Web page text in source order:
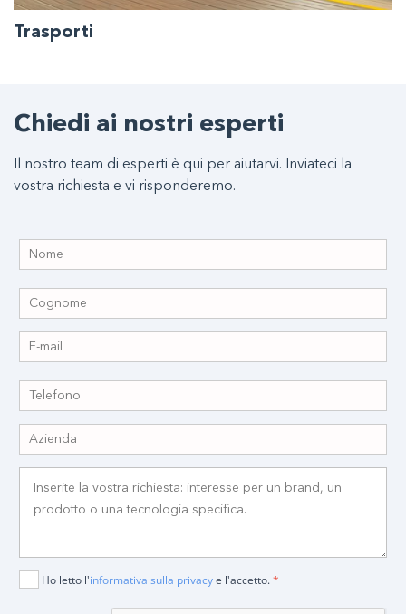
Componenti e dispositivi high-tech per tutti i tipi di
applicazioni meccaniche intelligenti, GPS/GNS e
comunicazioni.
Trasporti
Chiedi ai nostri esperti
Il nostro team di esperti è qui per aiutarvi. Inviateci la
vostra richiesta e vi risponderemo.
Ho letto l'informativa sulla privacye l'accetto.*